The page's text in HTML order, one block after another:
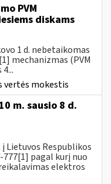
PVM
diskams
1 d. nebetaikomas
mechanizmas (PVM
vertės mokestis
m. sausio 8 d.
Lietuvos Respublikos
pagal kurį nuo
elektros